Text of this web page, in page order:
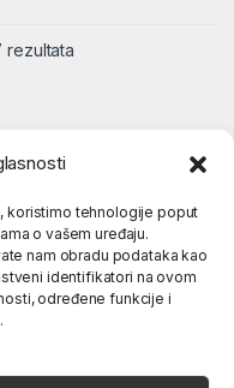
koristimo tehnologije poput
o vašem uređaju.
nam obradu podataka kao
identifikatori na ovom
određene funkcije i
rezultata